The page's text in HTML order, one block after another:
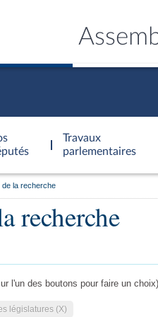
Travaux
parlementaires
de la recherche
recherche
l'un des boutons pour faire un choix)
législatures (X)